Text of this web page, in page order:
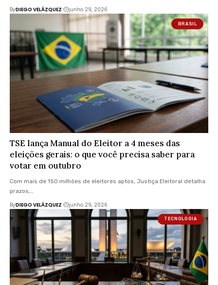
ByDIEGO VELÁZQUEZ junho 29, 2026
BRASIL
TSE lança Manual do Eleitor a 4 meses das
eleições gerais: o que você precisa saber para
votar em outubro
Com mais de 150 milhões de eleitores aptos, Justiça Eleitoral detalha
prazos,…
ByDIEGO VELÁZQUEZ junho 29, 2026
TECNOLOGIA